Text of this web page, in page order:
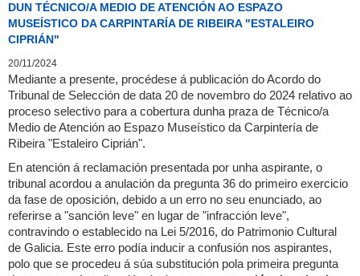
DUN TÉCNICO/A MEDIO DE ATENCIÓN AO ESPAZO
MUSEÍSTICO DA CARPINTARÍA DE RIBEIRA "ESTALEIRO
CIPRIÁN"
20/11/2024
Mediante a presente, procédese á publicación do Acordo do
Tribunal de Selección de data 20 de novembro do 2024 relativo ao
proceso selectivo para a cobertura dunha praza de Técnico/a
Medio de Atención ao Espazo Museístico da Carpintería de
Ribeira "Estaleiro Ciprián".
En atención á reclamación presentada por unha aspirante, o
tribunal acordou a anulación da pregunta 36 do primeiro exercicio
da fase de oposición, debido a un erro no seu enunciado, ao
referirse a "sanción leve" en lugar de "infracción leve",
contravindo o establecido na Lei 5/2016, do Patrimonio Cultural
de Galicia. Este erro podía inducir a confusión nos aspirantes,
polo que se procedeu á súa substitución pola primeira pregunta